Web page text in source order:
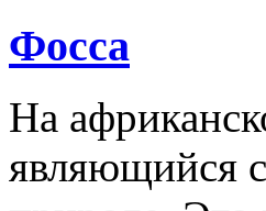
Фосса
На
являющийся